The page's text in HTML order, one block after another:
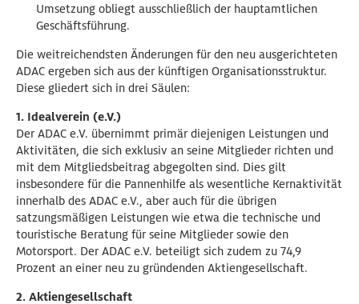
Umsetzung obliegt ausschließlich der hauptamtlichen
Geschäftsführung.
Die weitreichendsten Änderungen für den neu ausgerichteten
ADAC ergeben sich aus der künftigen Organisationsstruktur.
Diese gliedert sich in drei Säulen:
1. Idealverein (e.V.)
Der ADAC e.V. übernimmt primär diejenigen Leistungen und
Aktivitäten, die sich exklusiv an seine Mitglieder richten und
mit dem Mitgliedsbeitrag abgegolten sind. Dies gilt
insbesondere für die Pannenhilfe als wesentliche Kernaktivität
innerhalb des ADAC e.V., aber auch für die übrigen
satzungsmäßigen Leistungen wie etwa die technische und
touristische Beratung für seine Mitglieder sowie den
Motorsport. Der ADAC e.V. beteiligt sich zudem zu 74,9
Prozent an einer neu zu gründenden Aktiengesellschaft.
2. Aktiengesellschaft